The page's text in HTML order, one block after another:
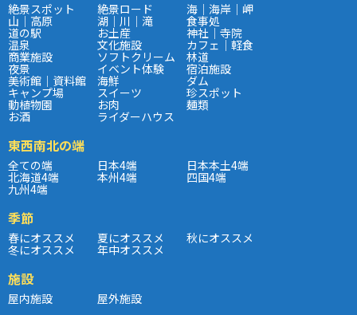
絶景スポット 絶景ロード 海｜海岸｜岬
山｜高原 湖｜川｜滝 食事処
道の駅 お土産 神社｜寺院
温泉 文化施設 カフェ｜軽食
商業施設 ソフトクリーム 林道
夜景 イベント体験 宿泊施設
美術館｜資料館 海鮮 ダム
キャンプ場 スイーツ 珍スポット
動植物園 お肉 麺類
お酒 ライダーハウス
東西南北の端
全ての端 日本4端 日本本土4端
北海道4端 本州4端 四国4端
九州4端
季節
春にオススメ 夏にオススメ 秋にオススメ
冬にオススメ 年中オススメ
施設
屋内施設 屋外施設